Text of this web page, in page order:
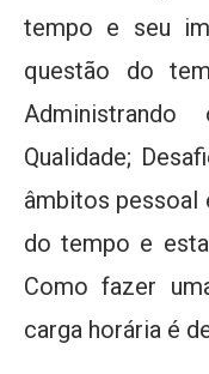
tempo e seu
questão do
Qualidade;
âmbitos pessoal
do tempo e
Como fazer
carga horária é